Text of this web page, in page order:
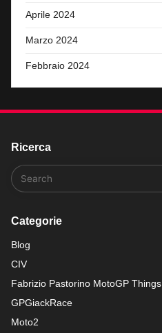
Aprile 2024
Marzo 2024
Febbraio 2024
Ricerca
Categorie
Blog
CIV
Fabrizio Pastorino MotoGP Things
GPGiackRace
Moto2